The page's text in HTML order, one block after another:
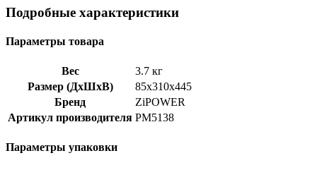
Подробные характеристики
Параметры товара
Вес
3.7 кг
Размер (ДхШхВ)
85x310x445
Бренд
ZiPOWER
Артикул производителя PM5138
Параметры упаковки